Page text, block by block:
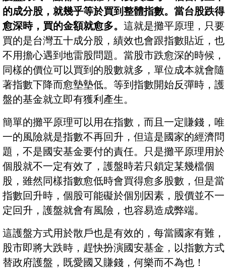
的成分股，就幾乎等於買到整體指數。當台股跌得
愈深時，買的金額就愈多。 這就是攤平原理，只要
買的是台灣五十成分股，績效也會跟指數貼近，也
不用擔心遇到地雷股問題。當股市跌愈深的時候，
同樣的價位可以買到的股數就多，單位成本就會隨
著指數下降而愈墊墊低。等到指數開始反彈時，護
盤的基金就立即有獲利產生。
簡單的攤平原理可以用在指數，而且一定賺錢，唯
一的風險就是指數不再回升，但這是國家的經濟問
題，不是國安基金要付的責任。只是攤平原理用於
個股就不一定有效了，護盤時若只鎖定某幾檔個
股，雖然同樣指數愈低時會買得愈多股數，但是當
指數回升時，個股可能礙於個別因素，股價並不一
定回升，護盤就會有風險，也容易造成弊端。
這護盤方式用於散戶也是有效的，每當國家有難，
股市即將大跌時，趕快扮演國安基金，以指數方式
替政府護盤，既愛國又賺錢，何樂而不為也！